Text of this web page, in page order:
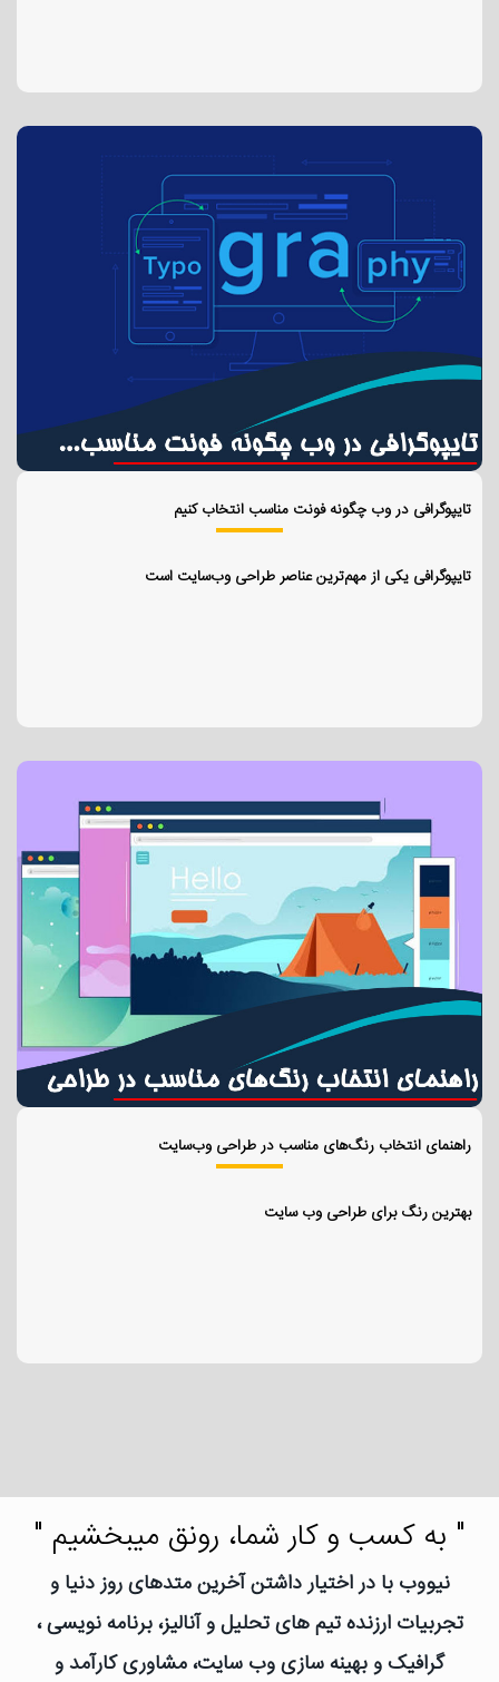
تایپوگرافی در وب چگونه فونت مناسب انتخاب کنیم
تایپوگرافی یکی از مهم‌ترین عناصر طراحی وب‌سایت است
راهنمای انتخاب رنگ‌های مناسب در طراحی وب‌سایت
بهترین رنگ برای طراحی وب سایت
" به کسب و کار شما، رونق میبخشیم "
نیووب با در اختیار داشتن آخرین متدهای روز دنیا و
تجربیات ارزنده تیم های تحلیل و آنالیز، برنامه نویسی ،
گرافیک و بهینه سازی وب سایت، مشاوری کارآمد و